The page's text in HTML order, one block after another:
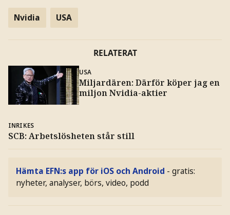
Nvidia USA
RELATERAT
USA
Miljardären: Därför köper jag en
miljon Nvidia-aktier
INRIKES
SCB: Arbetslösheten står still
Hämta EFN:s app för iOS och Android - gratis:
nyheter, analyser, börs, video, podd